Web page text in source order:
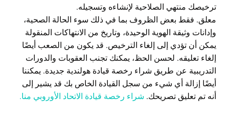
ترخيصك منتهي الصلاحية لإنشاءه وتسجيله.
معلق. فقط بعض الظروف بما في ذلك سوء الحالة الصحية،
وإدانات وثيقة الهوية الوحيدة، وتاريخ من الانتهاكات المنقولة
يمكن أن تؤدي إلى إلغاء الترخيص. قد يكون من الصعب أيضًا
إلغاء تعليقه. لحسن الحظ، يمكنك تجنب العقوبات والدورات
التدريبية عن طريق شراء رخصة قيادة هولندية جديدة. يمكننا
أيضًا إزالة أي شيء من سجل القيادة الخاص بك قد يشير إلى
أنه تم تعليق تصريحك. شراء رخصة قيادة الاتحاد الأوروبي منا.